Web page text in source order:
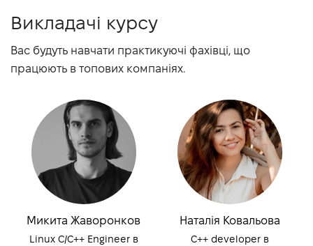
Викладачі курсу
Вас будуть навчати практикуючі фахівці, що
працюють в топових компаніях.
Микита Жаворонков
Linux C/C++ Engineer в
Наталія Ковальова
С++ developer в